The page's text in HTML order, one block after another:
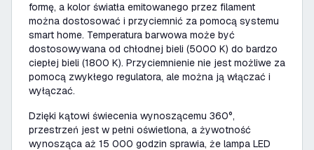
formę, a kolor światła emitowanego przez filament
można dostosować i przyciemnić za pomocą systemu
smart home. Temperatura barwowa może być
dostosowywana od chłodnej bieli (5000 K) do bardzo
ciepłej bieli (1800 K). Przyciemnienie nie jest możliwe za
pomocą zwykłego regulatora, ale można ją włączać i
wyłączać.
Dzięki kątowi świecenia wynoszącemu 360°,
przestrzeń jest w pełni oświetlona, a żywotność
wynosząca aż 15 000 godzin sprawia, że lampa LED